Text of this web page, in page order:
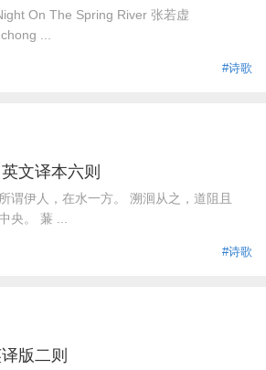
On The Spring River 张若虚
...
#诗歌
文译本六则
谓伊人，在水一方。 溯洄从之，道阻且
央。 蒹 ...
#诗歌
版二则